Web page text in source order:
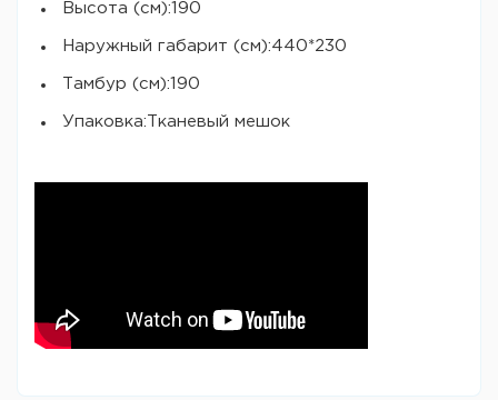
Высота (см):190
Наружный габарит (см):440*230
Тамбур (см):190
Упаковка:Тканевый мешок